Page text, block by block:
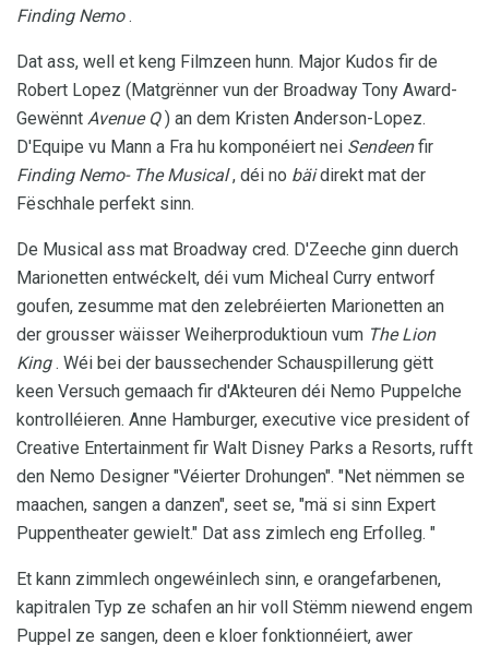
Finding Nemo.
Dat ass, well et keng Filmzeen hunn. Major Kudos fir de
Robert Lopez (Matgrënner vun der Broadway Tony Award-
Gewënnt Avenue Q) an dem Kristen Anderson-Lopez.
D'Equipe vu Mann a Fra hu komponéiert nei Sendeenfir
Finding Nemo- The Musical, déi no bäidirekt mat der
Fëschhale perfekt sinn.
De Musical ass mat Broadway cred. D'Zeeche ginn duerch
Marionetten entwéckelt, déi vum Micheal Curry entworf
goufen, zesumme mat den zelebréierten Marionetten an
der grousser wäisser Weiherproduktioun vum The Lion
King. Wéi bei der baussechender Schauspillerung gëtt
keen Versuch gemaach fir d'Akteuren déi Nemo Puppelche
kontrolléieren. Anne Hamburger, executive vice president of
Creative Entertainment fir Walt Disney Parks a Resorts, rufft
den Nemo Designer "Véierter Drohungen". "Net nëmmen se
maachen, sangen a danzen", seet se, "mä si sinn Expert
Puppentheater gewielt." Dat ass zimlech eng Erfolleg. "
Et kann zimmlech ongewéinlech sinn, e orangefarbenen,
kapitralen Typ ze schafen an hir voll Stëmm niewend engem
Puppel ze sangen, deen e kloer fonktionnéiert, awer